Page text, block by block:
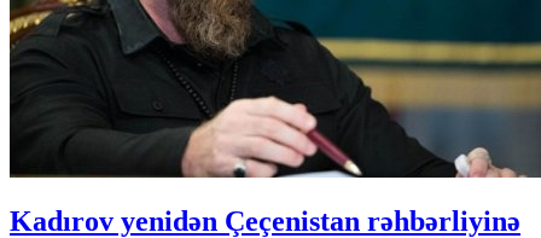
Kadırov yenidən Çeçenistan rəhbərliyinə